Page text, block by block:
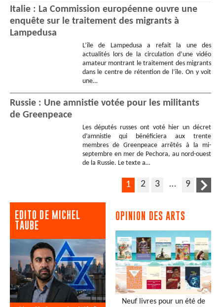
Italie : La Commission européenne ouvre une
enquête sur le traitement des migrants à
Lampedusa
L’île de Lampedusa a refait la une des
actualités lors de la circulation d’une vidéo
amateur montrant le traitement des migrants
dans le centre de rétention de l’île. On y voit
une…
Russie : Une amnistie votée pour les militants
de Greenpeace
Les députés russes ont voté hier un décret
d’amnistie qui bénéficiera aux trente
membres de Greenpeace arrêtés à la mi-
septembre en mer de Pechora, au nord-ouest
de la Russie. Le texte a…
1 2 3 … 9
EDITO DE MICHEL
TAUBE
OPINION DES ARTS
Neuf livres pour un été de